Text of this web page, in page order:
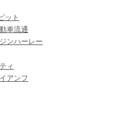
ット
車流通
ンハーレー
ィ
アンフ